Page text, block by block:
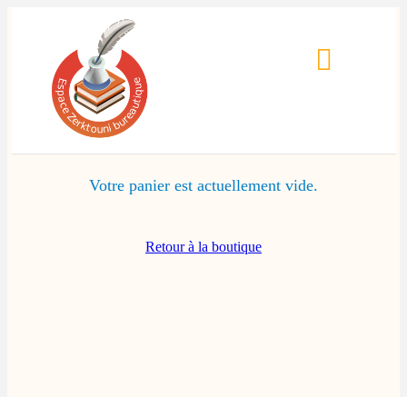
Votre panier est actuellement vide.
Retour à la boutique